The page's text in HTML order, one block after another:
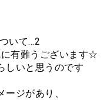
いて…2
有難うございます☆
しいと思うのです
ジがあり、